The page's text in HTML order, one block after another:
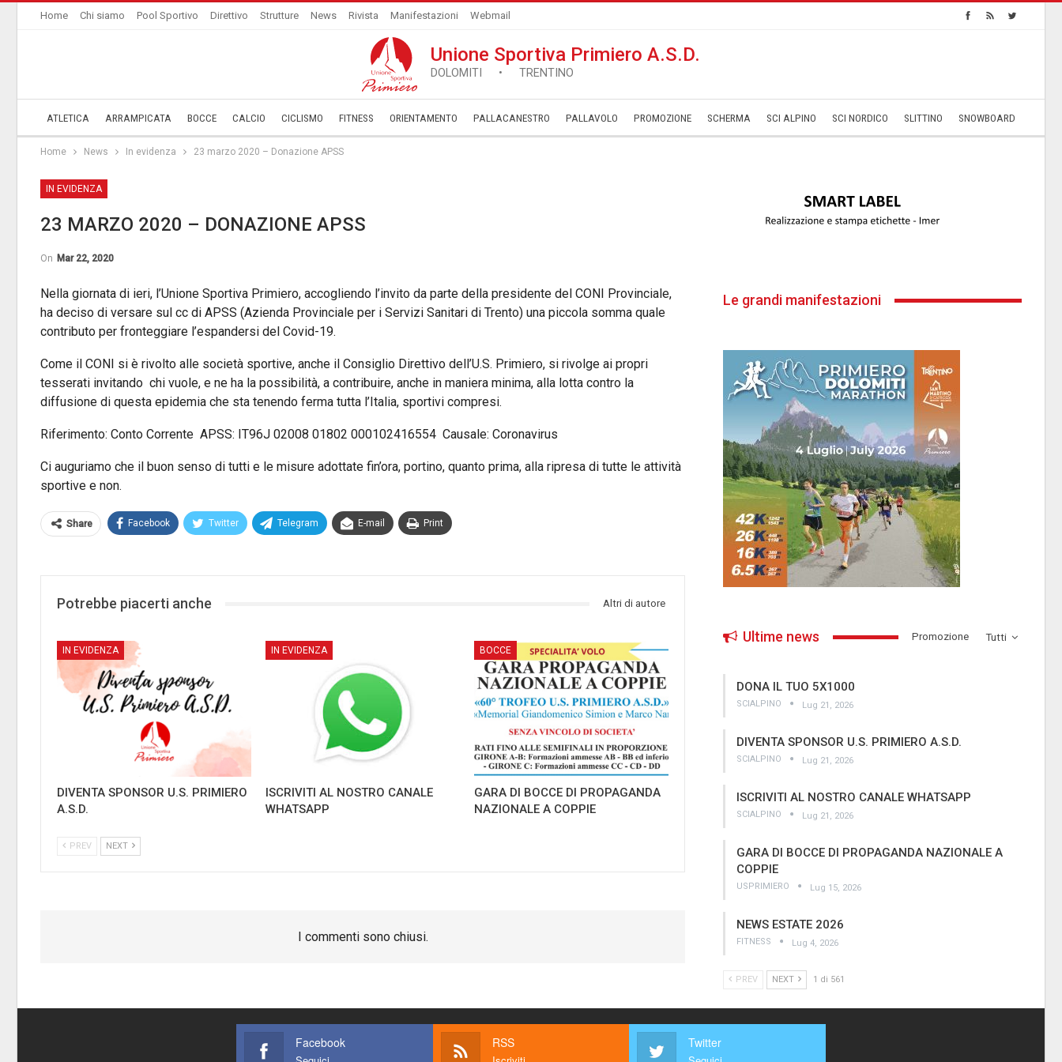
Home Chi siamo Pool Sportivo Direttivo Strutture News Rivista Manifestazioni Webmail
Unione Sportiva Primiero A.S.D.
DOLOMITI • TRENTINO
ATLETICA ARRAMPICATA BOCCE CALCIO CICLISMO FITNESS ORIENTAMENTO PALLACANESTRO PALLAVOLO ­PROMOZIONE SCHERMA SCI ALPINO SCI NORDICO SLITTINO SNOWBOARD
Home News In evidenza 23 marzo 2020 – Donazione APSS
IN EVIDENZA
23 MARZO 2020 – DONAZIONE APSS
On Mar 22, 2020
Nella giornata di ieri, l’Unione Sportiva Primiero, accogliendo l’invito da parte della presidente del CONI Provinciale,
ha deciso di versare sul cc di APSS (Azienda Provinciale per i Servizi Sanitari di Trento) una piccola somma quale
contributo per fronteggiare l’espandersi del Covid-19.
Come il CONI si è rivolto alle società sportive, anche il Consiglio Direttivo dell’U.S. Primiero, si rivolge ai propri
tesserati invitando chi vuole, e ne ha la possibilità, a contribuire, anche in maniera minima, alla lotta contro la
diffusione di questa epidemia che sta tenendo ferma tutta l’Italia, sportivi compresi.
Riferimento: Conto Corrente APSS: IT96J 02008 01802 000102416554 Causale: Coronavirus
Ci auguriamo che il buon senso di tutti e le misure adottate fin’ora, portino, quanto prima, alla ripresa di tutte le attività
sportive e non.
Share Facebook Twitter Telegram E-mail Print
Potrebbe piacerti anche Altri di autore
IN EVIDENZA
DIVENTA SPONSOR U.S. PRIMIERO
A.S.D.
IN EVIDENZA
ISCRIVITI AL NOSTRO CANALE
WHATSAPP
BOCCE
GARA DI BOCCE DI PROPAGANDA
NAZIONALE A COPPIE
PREV NEXT
I commenti sono chiusi.
Le grandi manifestazioni
Tutti
Ultime news ­Promozione
DONA IL TUO 5X1000
SCIALPINO Lug 21, 2026
DIVENTA SPONSOR U.S. PRIMIERO A.S.D.
SCIALPINO Lug 21, 2026
ISCRIVITI AL NOSTRO CANALE WHATSAPP
SCIALPINO Lug 21, 2026
GARA DI BOCCE DI PROPAGANDA NAZIONALE A
COPPIE
USPRIMIERO Lug 15, 2026
NEWS ESTATE 2026
FITNESS Lug 4, 2026
PREV NEXT 1 di 561
Facebook RSS Twitter